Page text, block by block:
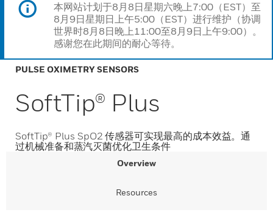
本网站计划于8月8日星期六晚上7:00（EST）至
8月9日星期日上午5:00（EST）进行维护（协调
世界时8月8日晚上11:00至8月9日上午9:00）。
感谢您在此期间的耐心等待。
PULSE OXIMETRY SENSORS
SoftTip® Plus
SoftTip® Plus SpO2 传感器可实现最高的成本效益。通
过机械准备和蒸汽灭菌优化卫生条件
Overview
Resources